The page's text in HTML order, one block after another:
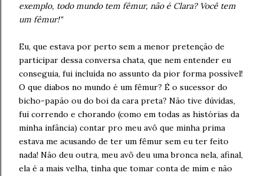
exemplo, todo mundo tem fêmur, não é Clara? Você tem
um fêmur!"
Eu, que estava por perto sem a menor pretenção de
participar dessa conversa chata, que nem entender eu
conseguia, fui incluída no assunto da pior forma possível!
O que diabos no mundo é um fêmur? É o sucessor do
bicho-papão ou do boi da cara preta? Não tive dúvidas,
fui correndo e chorando (como em todas as histórias da
minha infância) contar pro meu avô que minha prima
estava me acusando de ter um fêmur sem eu ter feito
nada! Não deu outra, meu avô deu uma bronca nela, afinal,
ela é a mais velha, tinha que tomar conta de mim e não